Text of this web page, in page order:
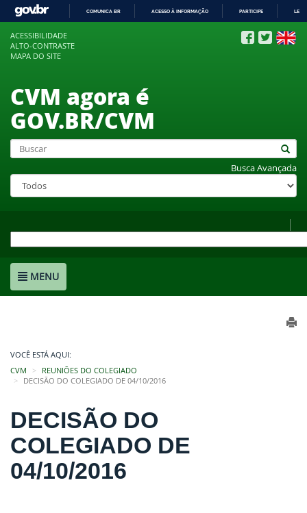
COMUNICA BR ACESSO À INFORMAÇÃO PARTICIPE
ACESSIBILIDADE
ALTO-CONTRASTE
MAPA DO SITE
CVM agora é
GOV.BR/CVM
Busca Avançada
MENU
VOCÊ ESTÁ AQUI:
CVM
REUNIÕES DO COLEGIADO
DECISÃO DO COLEGIADO DE 04/10/2016
DECISÃO DO
COLEGIADO DE
04/10/2016